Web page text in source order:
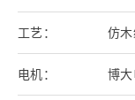
工艺：
电机：
仿
博